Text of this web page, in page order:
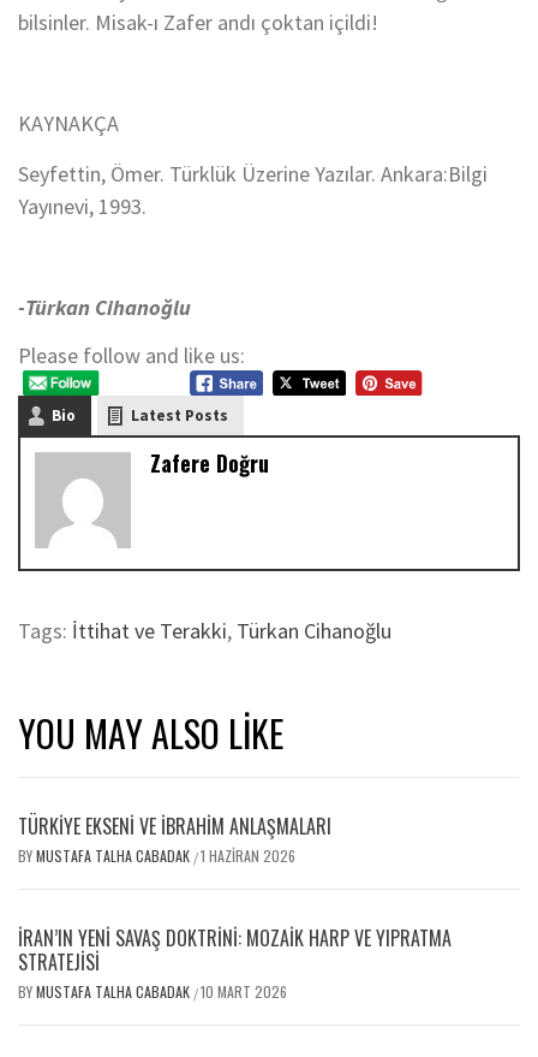
bilsinler. Misak-ı Zafer andı çoktan içildi!
KAYNAKÇA
Seyfettin, Ömer. Türklük Üzerine Yazılar. Ankara:Bilgi
Yayınevi, 1993.
-Türkan Cihanoğlu
Please follow and like us:
Bio Latest Posts
Zafere Doğru
Tags: İttihat ve Terakki, Türkan Cihanoğlu
YOU MAY ALSO LIKE
TÜRKİYE EKSENİ VE İBRAHİM ANLAŞMALARI
BYMUSTAFA TALHA CABADAK /1 HAZIRAN 2026
İRAN’IN YENI SAVAŞ DOKTRINI: MOZAIK HARP VE YIPRATMA
STRATEJISI
BYMUSTAFA TALHA CABADAK /10 MART 2026